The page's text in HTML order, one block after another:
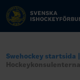
Swehockey startsida